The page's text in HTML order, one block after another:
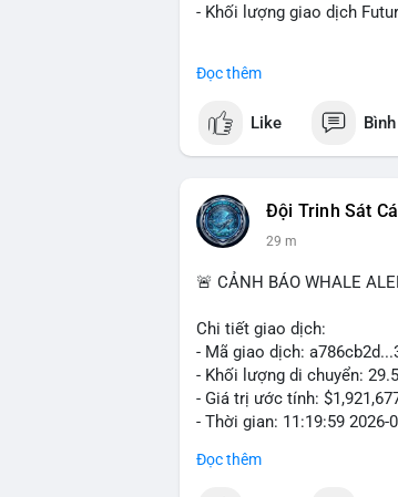
- Khối lượng giao dịch
#vlikevn #titanbot
📰 Nguồn: Cointelegraph
Đọc thêm
Like
Đội Trinh Sát
29 m
🚨 CẢNH BÁO WHALE
Chi tiết giao dịch:
- Mã giao dịch:
- Khối lượng di chuyển:
- Giá trị ước tính:
- Thời gian: 11:19:59 2026-
Nhận định phân tích: Giao
Đọc thêm